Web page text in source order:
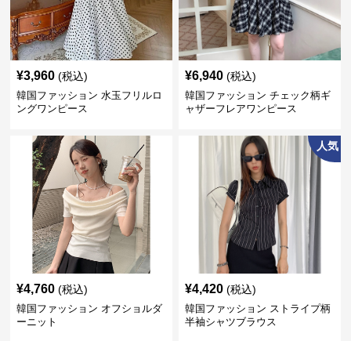
¥3,960 (税込)
韓国ファッション 水玉フリルロ
ングワンピース
¥6,940 (税込)
韓国ファッション チェック柄ギ
ャザーフレアワンピース
¥4,760 (税込)
韓国ファッション オフショルダ
ーニット
人気
¥4,420 (税込)
韓国ファッション ストライプ柄
半袖シャツブラウス